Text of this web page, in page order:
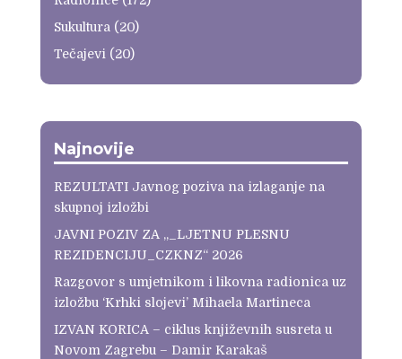
Sukultura (20)
Tečajevi (20)
Najnovije
REZULTATI Javnog poziva na izlaganje na
skupnoj izložbi
JAVNI POZIV ZA „_LJETNU PLESNU
REZIDENCIJU_CZKNZ“ 2026
Razgovor s umjetnikom i likovna radionica uz
izložbu ‘Krhki slojevi’ Mihaela Martineca
IZVAN KORICA – ciklus književnih susreta u
Novom Zagrebu – Damir Karakaš